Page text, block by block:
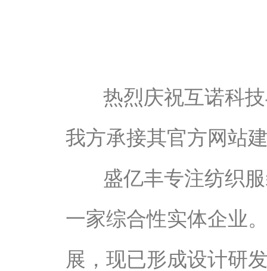
热烈庆祝互诺科技
我方承接其官方网站
盛亿丰专注纺织
一家综合性实体企业
展，现已形成设计研